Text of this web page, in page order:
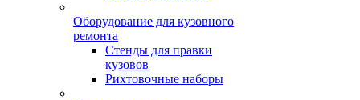
Оборудование для кузовного
ремонта
Стенды для правки
кузовов
Рихтовочные наборы